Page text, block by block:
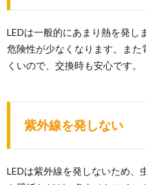
LEDは一般的にあまり熱を発し
危険性が少なくなります。ま
くいので、交換時も安心です。
紫外線を発しない
LEDは紫外線を発しないため、